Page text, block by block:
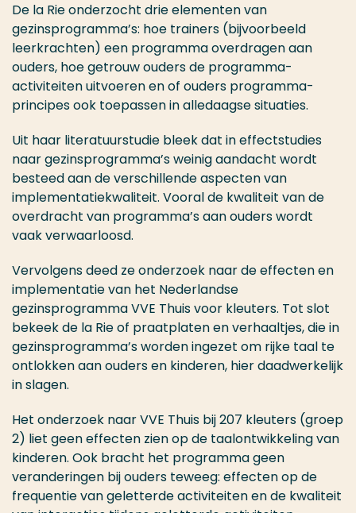
De la Rie onderzocht drie elementen van
gezinsprogramma’s: hoe trainers (bijvoorbeeld
leerkrachten) een programma overdragen aan
ouders, hoe getrouw ouders de programma-
activiteiten uitvoeren en of ouders programma-
principes ook toepassen in alledaagse situaties.
Uit haar literatuurstudie bleek dat in effectstudies
naar gezinsprogramma’s weinig aandacht wordt
besteed aan de verschillende aspecten van
implementatiekwaliteit. Vooral de kwaliteit van de
overdracht van programma’s aan ouders wordt
vaak verwaarloosd.
Vervolgens deed ze onderzoek naar de effecten en
implementatie van het Nederlandse
gezinsprogramma VVE Thuis voor kleuters. Tot slot
bekeek de la Rie of praatplaten en verhaaltjes, die in
gezinsprogramma’s worden ingezet om rijke taal te
ontlokken aan ouders en kinderen, hier daadwerkelijk
in slagen.
Het onderzoek naar VVE Thuis bij 207 kleuters (groep
2) liet geen effecten zien op de taalontwikkeling van
kinderen. Ook bracht het programma geen
veranderingen bij ouders teweeg: effecten op de
frequentie van geletterde activiteiten en de kwaliteit